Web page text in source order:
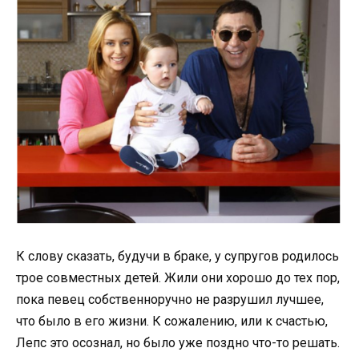
К слову сказать, будучи в браке, у супругов родилось
трое совместных детей. Жили они хорошо до тех пор,
пока певец собственноручно не разрушил лучшее,
что было в его жизни. К сожалению, или к счастью,
Лепс это осознал, но было уже поздно что-то решать.